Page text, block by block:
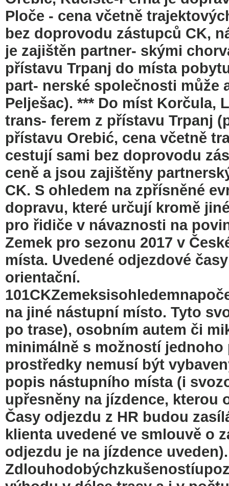
Ploče - cena včetně
bez doprovodu zástupců CK,
je zajištěn partner- skými
přístavu Trpanj do místa
part- nerské společnosti
Pelješac). *** Do míst Korčula,
trans- ferem z přístavu Trpanj
přístavu Orebić, cena včetně
cestují sami bez doprovodu
ceně a jsou zajištěny
CK. S ohledem na zpřísněné
dopravu, které určují kromě
pro řidiče v návaznosti na
Zemek pro sezonu 2017 v
místa. Uvedené odjezdové
orientační.
na jiné nástupní místo. Tyto
po trase), osobním autem či
minimálně s možností
prostředky nemusí být
popis nástupního místa (i
upřesněny na jízdence, kterou
Časy odjezdu z HR budou
klienta uvedené ve smlouvě o
odjezdu je na jízdence uveden).